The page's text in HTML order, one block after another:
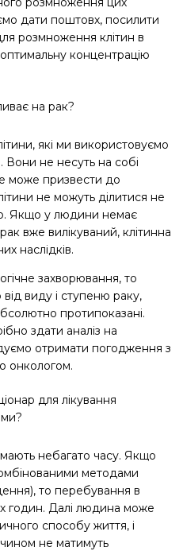
дати поштовх, посилити
розмноження клітин в
оптимальну концентрацію
на рак?
які ми використовуємо
Вони не несуть на собі
може призвести до
не можуть ділитися не
Якщо у людини немає
вже вилікуваний, клітинна
наслідків.
захворювання, то
від виду і ступеню раку,
протипоказані.
здати аналіз на
отримати погодження з
онкологом.
для лікування
небагато часу. Якщо
методами
то перебування в
годин. Далі людина може
способу життя, і
не матимуть